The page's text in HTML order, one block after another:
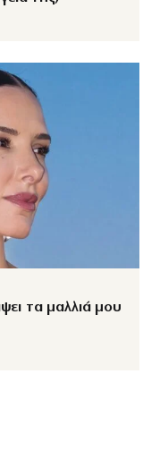
τα μαλλιά μου